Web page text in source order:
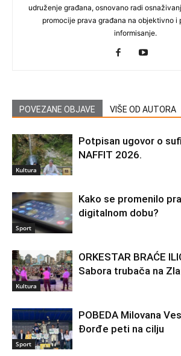
udruženje građana, osnovano radi
promocije prava građana na objektivno i
informisanje.
POVEZANE OBJAVE VIŠE OD AUTORA
Kultura
Potpisan ugovor o
NAFFIT 2026.
Sport
Kako se promenilo
digitalnom dobu?
Kultura
ORKESTAR BRAĆE
Sabora trubača na
Sport
POBEDA Milovana
Đorđe peti na cilju